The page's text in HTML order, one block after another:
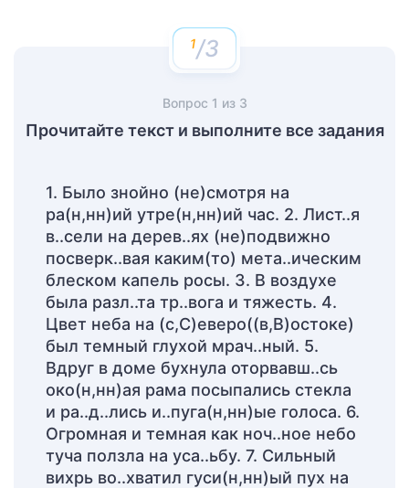
/3
Вопрос 1 из 3
Прочитайте текст и выполните все задания
1. Было знойно (не)смотря на
ра(н,нн)ий утре(н,нн)ий час. 2. Лист..я
в..сели на дерев..ях (не)подвижно
посверк..вая каким(то) мета..ическим
блеском капель росы. 3. В воздухе
была разл..та тр..вога и тяжесть. 4.
Цвет неба на (с,С)еверо((в,В)остоке)
был темный глухой мрач..ный. 5.
Вдруг в доме бухнула оторвавш..сь
око(н,нн)ая рама посыпались стекла
и ра..д..лись и..пуга(н,нн)ые голоса. 6.
Огромная и темная как ноч..ное небо
туча ползла на уса..ьбу. 7. Сильный
вихрь во..хватил гуси(н,нн)ый пух на